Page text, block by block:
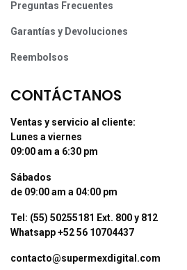
Preguntas Frecuentes
Garantías y Devoluciones
Reembolsos
CONTÁCTANOS
Ventas y servicio al cliente:
Lunes a viernes
09:00 am a 6:30 pm
Sábados
de 09:00 am a 04:00 pm
Tel: (55) 50255181 Ext. 800 y 812
Whatsapp +52 56 10704437
contacto@supermexdigital.com